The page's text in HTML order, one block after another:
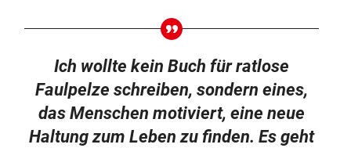
Ich wollte kein Buch für ratlose
Faulpelze schreiben, sondern eines,
das Menschen motiviert, eine neue
Haltung zum Leben zu finden. Es geht